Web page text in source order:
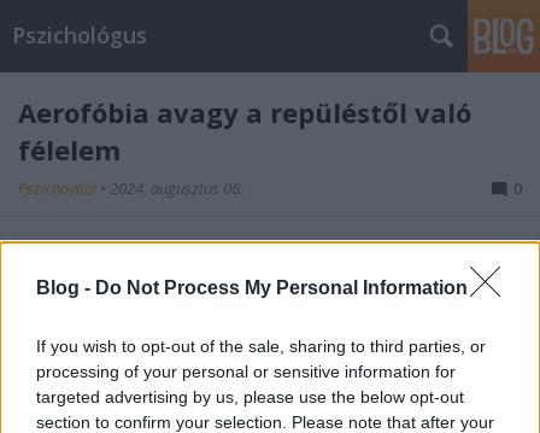
Blog - Do Not Process My Personal Information
If you wish to opt-out of the sale, sharing to third parties, or
processing of your personal or sensitive information for
targeted advertising by us, please use the below opt-out
section to confirm your selection. Please note that after your
Pszichológus
Aerofóbia avagy a repüléstől való
félelem
Pszichovital • 2024. augusztus 06. 0
Az aerofóbia, más néven repülésfóbia, a repüléstől
való irracionális félelem, amely jelentős szorongást
és stresszt okozhat az érintettek számára. Mik az
intenzív, tartós félelmet vagy szorongást
tapasztalnak, amikor a repülést fontolgatják,
valamint…